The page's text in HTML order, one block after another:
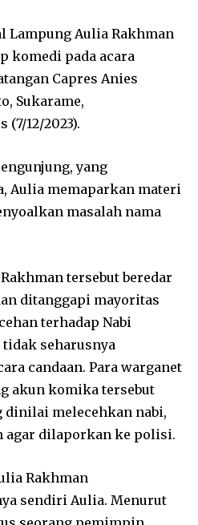
Lampung Aulia Rakhman
komedi pada acara
Capres Anies
Sukarame,
12/2023).
yang
Aulia memaparkan materi
masalah nama
tersebut beredar
ditanggapi mayoritas
terhadap Nabi
tidak seharusnya
candaan. Para warganet
akun komika tersebut
dinilai melecehkan nabi,
agar dilaporkan ke polisi.
Rakhman
sendiri Aulia. Menurut